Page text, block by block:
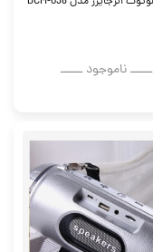
ــــــ ناموجود ــــــ